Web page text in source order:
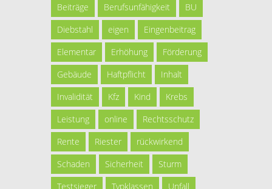
Beiträge
Berufsunfähigkeit
BU
Diebstahl
eigen
Eingenbeitrag
Elementar
Erhöhung
Förderung
Gebäude
Haftpflicht
Inhalt
Invalidität
Kfz Kind
Krebs
Leistung
online
Rechtsschutz
Rente
Riester
rückwirkend
Schaden
Sicherheit
Sturm
Testsieger
Typklassen
Unfall